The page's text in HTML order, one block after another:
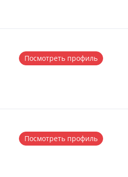
Посмотреть профиль
Посмотреть профиль